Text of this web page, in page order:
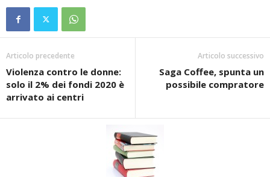
Articolo precedente
Violenza contro le donne:
solo il 2% dei fondi 2020 è
arrivato ai centri
Articolo successivo
Saga Coffee, spunta un
possibile compratore